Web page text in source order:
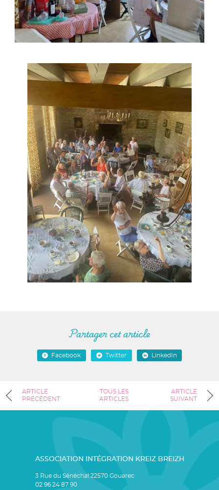
Partager cet article
Facebook Twitter LinkedIn
ARTICLE
PRÉCÉDENT
TOUS LES
ARTICLES
ARTICLE
SUIVANT
ASSOCIATION INTÉGRATION KREIZ BREIZH
3 Rue du Sénéchal 22570 Gouarec
02 96 24 87 90